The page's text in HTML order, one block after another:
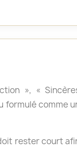
», «
formulé comme
rester court